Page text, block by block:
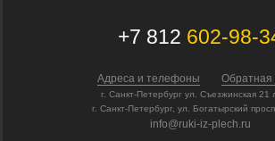
+7 812 602-98-
Адреса и телефоны Обратная
г. Санкт-Петербург ул. Съезжинская 21
г. Санкт-Петербург, ул. Богатырский
info@ruki-iz-plech.ru